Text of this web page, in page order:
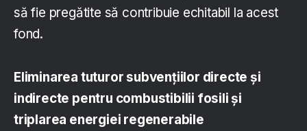
să fie pregătite să contribuie echitabil la acest
fond.
Eliminarea tuturor subvențiilor directe și
indirecte pentru combustibilii fosili și
triplarea energiei regenerabile